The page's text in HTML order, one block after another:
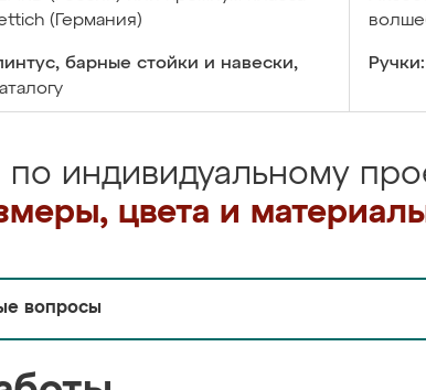
(Германия)
барные стойки и навески,
Ручки:
по индивидуальному
цвета и
вопросы